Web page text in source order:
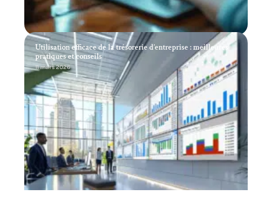
Utilisation efficace de la trésorerie d’entreprise : meilleures
pratiques et conseils
11 mars 2026